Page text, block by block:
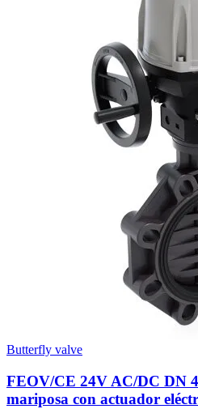
Butterfly valve
FEOV/CE 24V AC/DC DN
mariposa con actuador